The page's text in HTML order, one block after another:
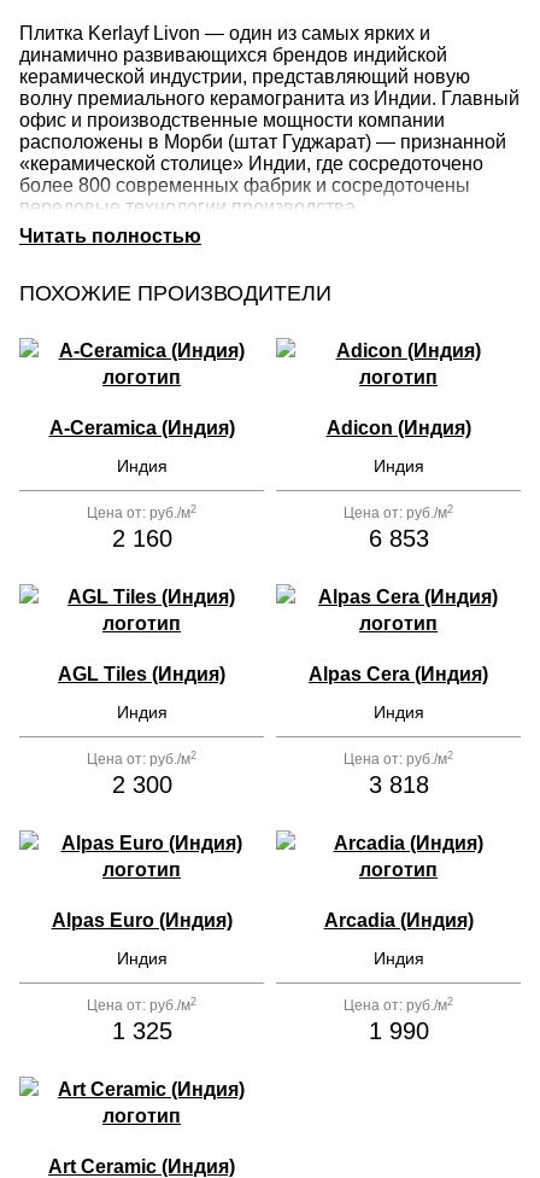
Плитка Kerlayf Livon — один из самых ярких и
динамично развивающихся брендов индийской
керамической индустрии, представляющий новую
волну премиального керамогранита из Индии. Главный
офис и производственные мощности компании
расположены в Морби (штат Гуджарат) — признанной
«керамической столице» Индии, где сосредоточено
более 800 современных фабрик и сосредоточены
передовые технологии производства.
Все коллекции Kerlayf Livon на 100% разработаны и
произведены в Индии с использованием итальянского
(Sacmi, System Lamina, Kerjet и др.). Это позволяет
качества при значительно более демократичной цене.
За короткое время Kerlayf Livon завоевал репутацию
производителя стильного и технологичного
имитирующего натуральный мрамор, травертин, оникс
глубине проработки текстур и стойкости глазури —
характеристики, которые ранее ассоциировались
исключительно с итальянскими и испанскими
ПОХОЖИЕ ПРОИЗВОДИТЕЛИ
A-Ceramica (Индия)
Индия
Цена от:
2 160
руб./м2
Adicon (Индия)
Индия
Цена от:
6 853
руб./м2
AGL Tiles (Индия)
Индия
Цена от:
2 300
руб./м2
Alpas Cera (Индия)
Индия
Цена от:
3 818
руб./м2
Alpas Euro (Индия)
Индия
Цена от:
1 325
руб./м2
Arcadia (Индия)
Индия
Цена от:
1 990
руб./м2
Art Ceramic (Индия)